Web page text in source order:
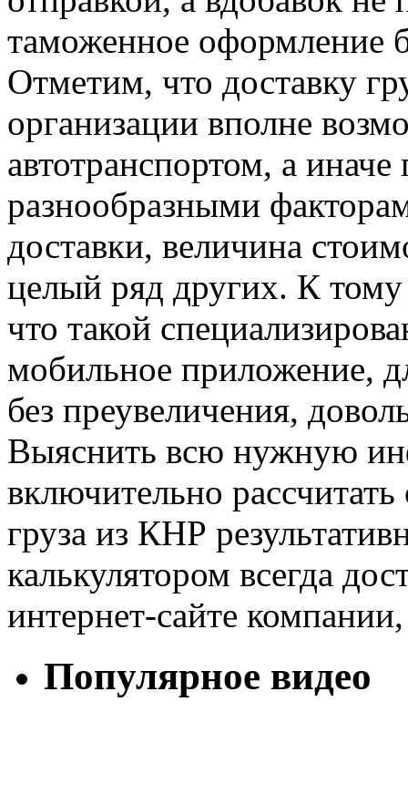
таможенное оформление
Отметим, что доставку
организации вполне
автотранспортом, а
разнообразными
доставки, величина
целый ряд других. К
что такой
мобильное приложение,
без преувеличения,
Выяснить всю нужную
включительно
груза из КНР
калькулятором всегда
интернет-сайте
Популярное видео